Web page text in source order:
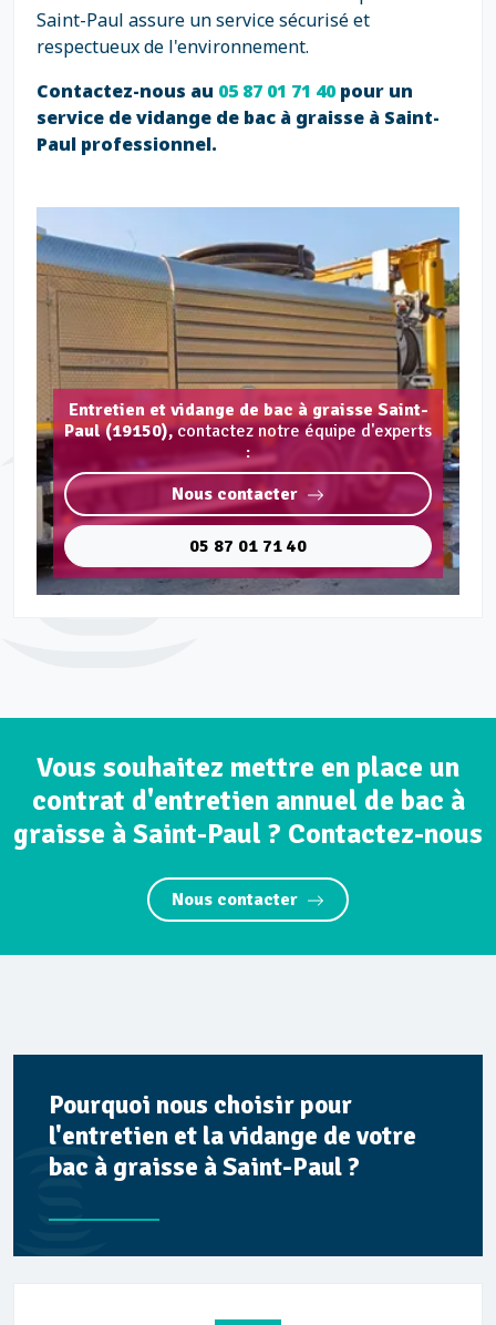
Saint-Paul assure un service sécurisé et
respectueux de l'environnement.
Contactez-nous au 05 87 01 71 40pour un
service de vidange de bac à graisse à Saint-
Paul professionnel.
Entretien et vidange de bac à graisse Saint-
Paul (19150),contactez notre équipe d'experts
:
Nous contacter
05 87 01 71 40
Vous souhaitez mettre en place un
contrat d'entretien annuel de bac à
graisse à Saint-Paul ? Contactez-nous
Nous contacter
Pourquoi nous choisir pour
l'entretien et la vidange de votre
bac à graisse à Saint-Paul ?